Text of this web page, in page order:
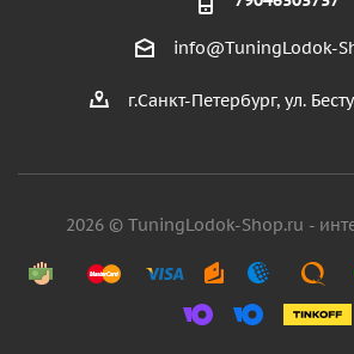
info@TuningLodok-
г.Санкт-Петербург, ул.
2026 © TuningLodok-Shop.ru -